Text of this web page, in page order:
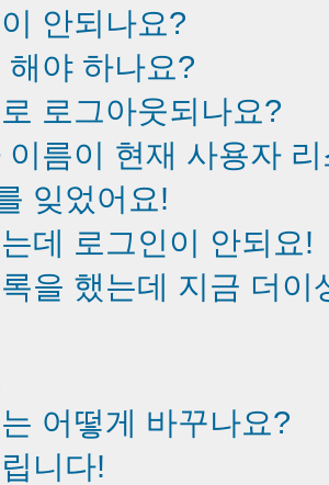
안되나요?
해야 하나요?
로그아웃되나요?
이름이 현재 사용자
잊었어요!
데 로그인이 안되요!
을 했는데 지금 더이
어떻게 바꾸나요?
니다!